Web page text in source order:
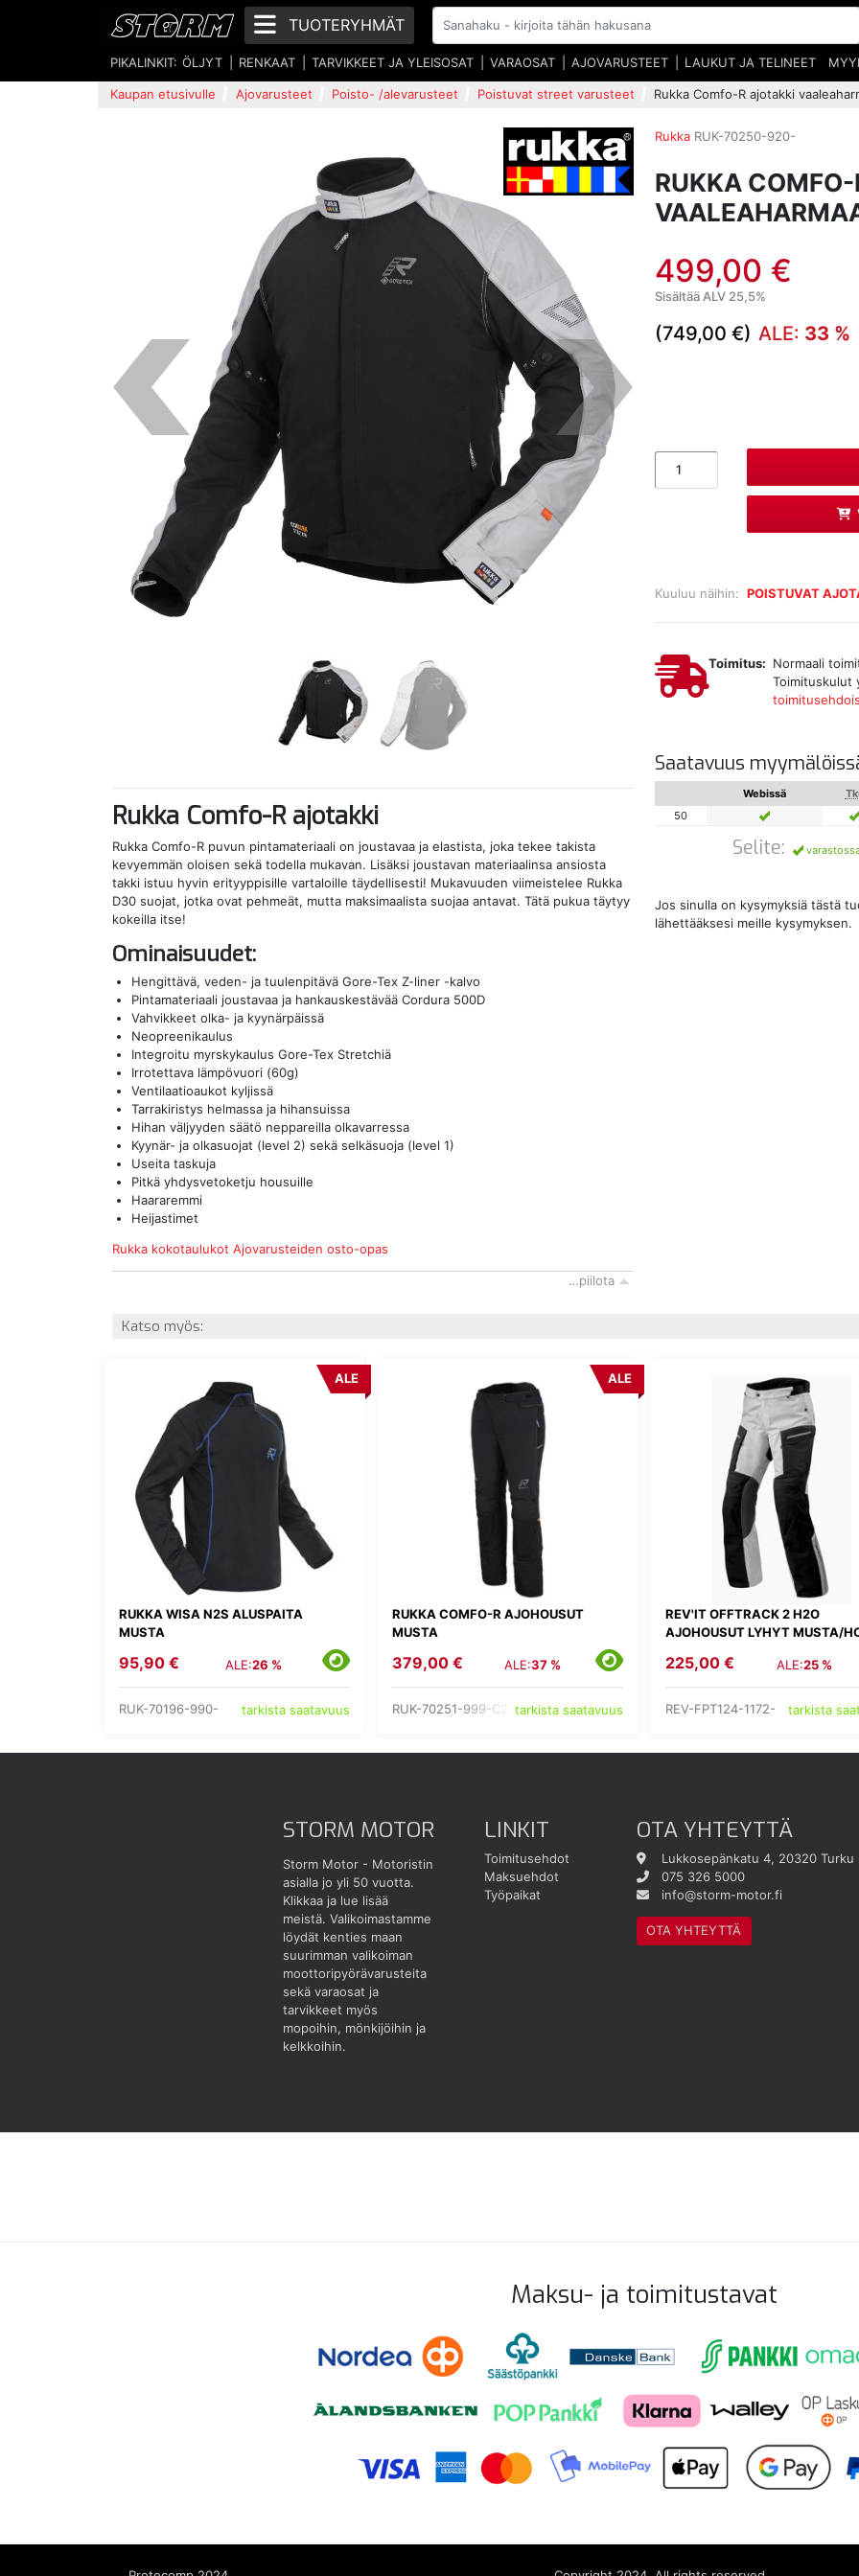
TUOTERYHMÄT
PIKALINKIT: ÖLJYT RENKAAT TARVIKKEET JA YLEISOSAT VARAOSAT AJOVARUSTEET LAUKUT JA TELINEET
Kaupan etusivulle Ajovarusteet Poisto- /alevarusteet Poistuvat street varusteet Rukka Comfo-R ajotakki
Rukka RUK-70250-920-
RUKKA
499,00 €
Sisältää ALV 25,5%
(749,00 €) ALE: 33 %
Kuuluu näihin: POISTUVAT
Toimitus: Normaali
Toimituskulut
Saatavuus
Webissä
50
Selite:
Jos sinulla on kysymyksiä tästä
lähettääksesi meille kysymyksen.
Rukka Comfo-R ajotakki
Rukka Comfo-R puvun pintamateriaali on joustavaa ja elastista, joka tekee takista
kevyemmän oloisen sekä todella mukavan. Lisäksi joustavan materiaalinsa ansiosta
takki istuu hyvin erityyppisille vartaloille täydellisesti! Mukavuuden viimeistelee Rukka
D30 suojat, jotka ovat pehmeät, mutta maksimaalista suojaa antavat. Tätä pukua täytyy
kokeilla itse!
Ominaisuudet:
Hengittävä, veden- ja tuulenpitävä Gore-Tex Z-liner -kalvo
Pintamateriaali joustavaa ja hankauskestävää Cordura 500D
Vahvikkeet olka- ja kyynärpäissä
Neopreenikaulus
Integroitu myrskykaulus Gore-Tex Stretchiä
Irrotettava lämpövuori (60g)
Ventilaatioaukot kyljissä
Tarrakiristys helmassa ja hihansuissa
Hihan väljyyden säätö neppareilla olkavarressa
Kyynär- ja olkasuojat (level 2) sekä selkäsuoja (level 1)
Useita taskuja
Pitkä yhdysvetoketju housuille
Haararemmi
Heijastimet
Rukka kokotaulukot Ajovarusteiden osto-opas
…piilota
Katso myös:
RUKKA WISA N2S ALUSPAITA
MUSTA
ALE
95,90 € ALE:26 %
RUK-70196-990- tarkista saatavuus
RUKKA COMFO-R AJOHOUSUT
MUSTA
ALE
379,00 € ALE:37 %
RUK-70251-999-C2- tarkista saatavuus
REV'IT OFFTRACK 2 H2O
AJOHOUSUT LYHYT MUSTA/
225,00 € ALE:25 %
REV-FPT124-1172- tarkista
STORM MOTOR
Storm Motor - Motoristin
asialla jo yli 50 vuotta.
Klikkaa ja lue lisää
meistä. Valikoimastamme
löydät kenties maan
suurimman valikoiman
moottoripyörävarusteita
sekä varaosat ja
tarvikkeet myös
mopoihin, mönkijöihin ja
kelkkoihin.
LINKIT
Toimitusehdot
Maksuehdot
Työpaikat
OTA YHTEYTTÄ
Lukkosepänkatu 4, 20320 Turku
075 326 5000
info@storm-motor.fi
OTA YHTEYTTÄ
Maksu- ja toimitustavat